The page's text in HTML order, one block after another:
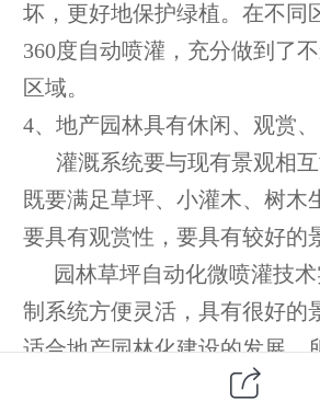
坏，更好地保护绿植。在不同
360度自动喷灌，充分做到了
区域。
4、地产园林具有休闲、观赏、
灌溉系统要与现有景观相互
既要满足草坪、小灌木、树木
要具有观赏性，要具有较好的
园林草坪自动化微喷灌技
制系统方便灵活，具有很好的
适合地产园林化建设的发展。
地产园林中并非全自动，由于